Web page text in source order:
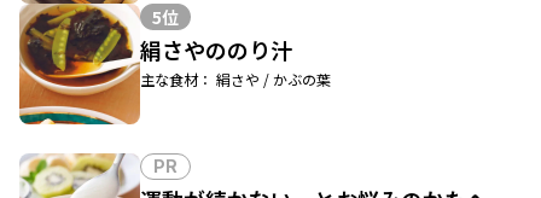
5位
絹さやののり汁
主な食材： 絹さや / かぶの葉
PR